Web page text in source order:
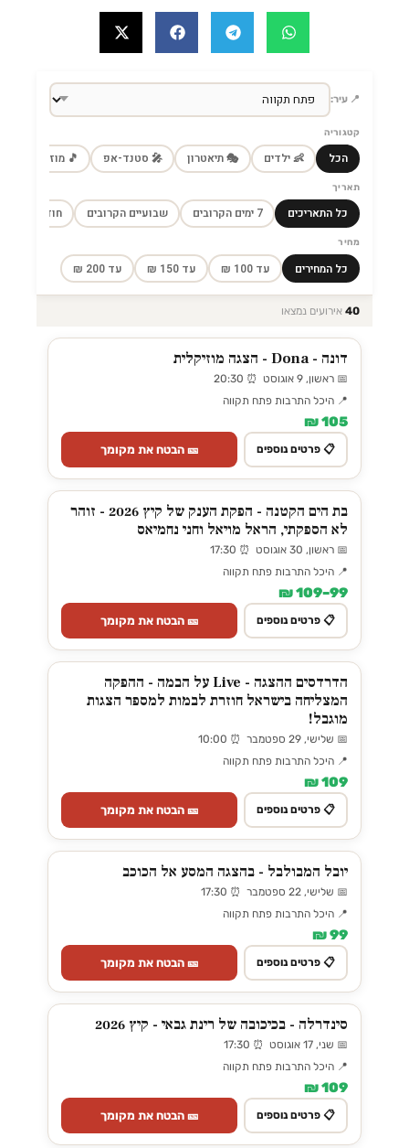
📍 עיר:
קטגוריה
הכל 👶 ילדים 🎭 תיאטרון 🎤 סטנד-אפ 🎵 מוזיקה
תאריך
כל התאריכים 7 ימים הקרובים שבועיים הקרובים חודש הקרוב
מחיר
כל המחירים עד 100 ₪ עד 150 ₪ עד 200 ₪
40 אירועים נמצאו
דונה - Dona - הצגה מוזיקלית
📅 ראשון, 9 אוגוסט ⏰ 20:30
📍 היכל התרבות פתח תקווה
105 ₪
📋 פרטים נוספים 🎫 הבטח את מקומך
בת הים הקטנה - הפקת הענק של קיץ 2026 - זוהר
לא הספקתי, הראל מויאל וחני נחמיאס
📅 ראשון, 30 אוגוסט ⏰ 17:30
📍 היכל התרבות פתח תקווה
99–109 ₪
📋 פרטים נוספים 🎫 הבטח את מקומך
הדרדסים ההצגה - Live על הבמה - ההפקה
המצליחה בישראל חוזרת לבמות למספר הצגות
מוגבל!
📅 שלישי, 29 ספטמבר ⏰ 10:00
📍 היכל התרבות פתח תקווה
109 ₪
📋 פרטים נוספים 🎫 הבטח את מקומך
יובל המבולבל - בהצגה המסע אל הכוכב
📅 שלישי, 22 ספטמבר ⏰ 17:30
📍 היכל התרבות פתח תקווה
99 ₪
📋 פרטים נוספים 🎫 הבטח את מקומך
סינדרלה - בכיכובה של רינת גבאי - קיץ 2026
📅 שני, 17 אוגוסט ⏰ 17:30
📍 היכל התרבות פתח תקווה
109 ₪
📋 פרטים נוספים 🎫 הבטח את מקומך